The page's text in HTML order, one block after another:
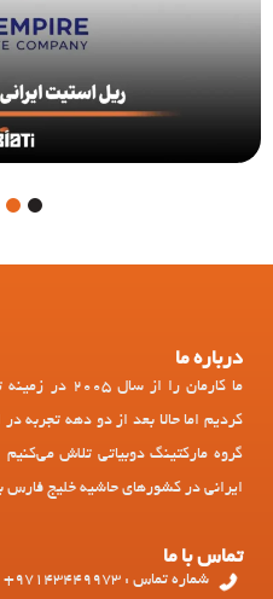
درباره ما
ما کارمان را
کردیم اما حالا بعد از دو دهه تجربه
گروه مارکتینگ دوبیاتی تلاش
ایرانی در کشورهای حاشیه خلیج فارس
تماس با ما
شماره تماس : 97143449973+